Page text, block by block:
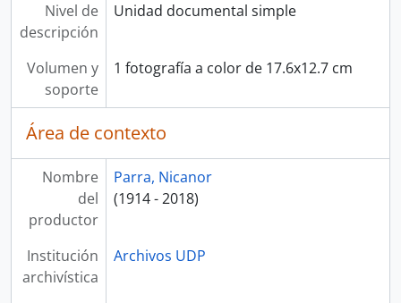
Nivel de
descripción
Unidad documental simple
Volumen y
soporte
1 fotografía a color de 17.6x12.7 cm
Área de contexto
Nombre
del
productor
Parra, Nicanor
(1914 - 2018)
Institución
archivística
Archivos UDP